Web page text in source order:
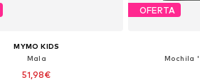
MYMO KIDS
Mala
51,98€
OFERTA
Mochila